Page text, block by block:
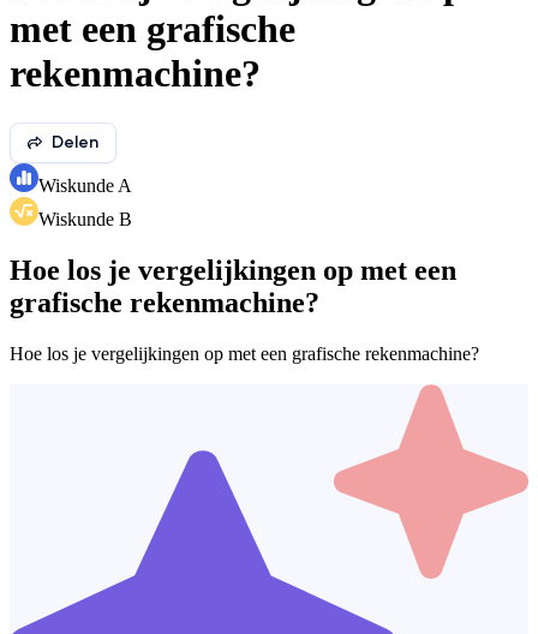
met een grafische
rekenmachine?
Delen
Wiskunde A
Wiskunde B
Hoe los je vergelijkingen op met een
grafische rekenmachine?
Hoe los je vergelijkingen op met een grafische rekenmachine?